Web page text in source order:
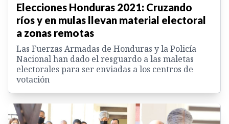
Elecciones Honduras 2021: Cruzando
ríos y en mulas llevan material electoral
a zonas remotas
Las Fuerzas Armadas de Honduras y la Policía
Nacional han dado el resguardo a las maletas
electorales para ser enviadas a los centros de
votación